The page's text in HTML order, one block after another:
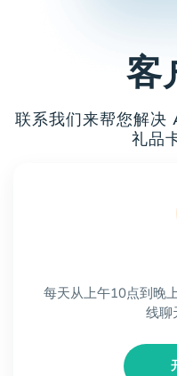
客
联系我们来帮您解
礼品
每天从上午10点到晚
线聊